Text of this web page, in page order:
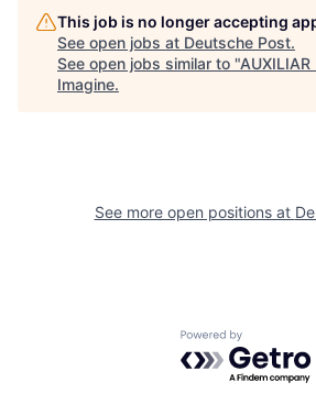
This job is no longer accepting
See open jobs at Deutsche Post.
See open jobs similar to "AUXILIAR
Imagine.
See more open positions at
Powered by